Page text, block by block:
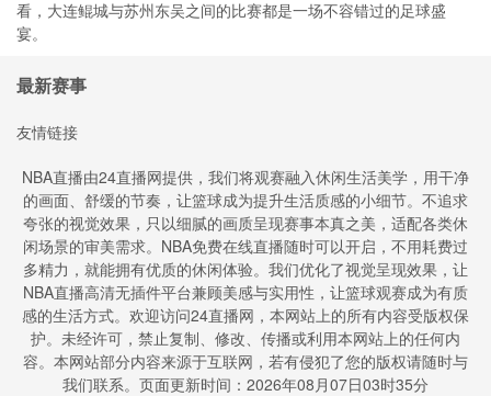
看，大连鲲城与苏州东吴之间的比赛都是一场不容错过的足球盛
宴。
最新赛事
友情链接
NBA直播由24直播网提供，我们将观赛融入休闲生活美学，用干净
的画面、舒缓的节奏，让篮球成为提升生活质感的小细节。不追求
夸张的视觉效果，只以细腻的画质呈现赛事本真之美，适配各类休
闲场景的审美需求。NBA免费在线直播随时可以开启，不用耗费过
多精力，就能拥有优质的休闲体验。我们优化了视觉呈现效果，让
NBA直播高清无插件平台兼顾美感与实用性，让篮球观赛成为有质
感的生活方式。欢迎访问24直播网，本网站上的所有内容受版权保
护。未经许可，禁止复制、修改、传播或利用本网站上的任何内
容。本网站部分内容来源于互联网，若有侵犯了您的版权请随时与
我们联系。页面更新时间：2026年08月07日03时35分